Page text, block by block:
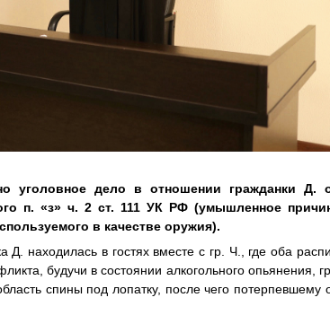
уголовное дело в отношении гражданки Д.
п. «з» ч. 2 ст. 111 УК РФ (умышленное
в качестве оружия).
находилась в гостях вместе с гр. Ч., где оба
будучи в состоянии алкогольного опьянения,
спины под лопатку, после чего потерпевшему